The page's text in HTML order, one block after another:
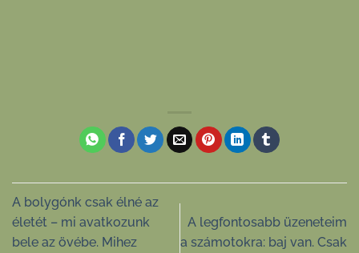
A bolygónk csak élné az
életét – mi avatkozunk
bele az övébe. Mihez
A legfontosabb üzeneteim
a számotokra: baj van. Csak